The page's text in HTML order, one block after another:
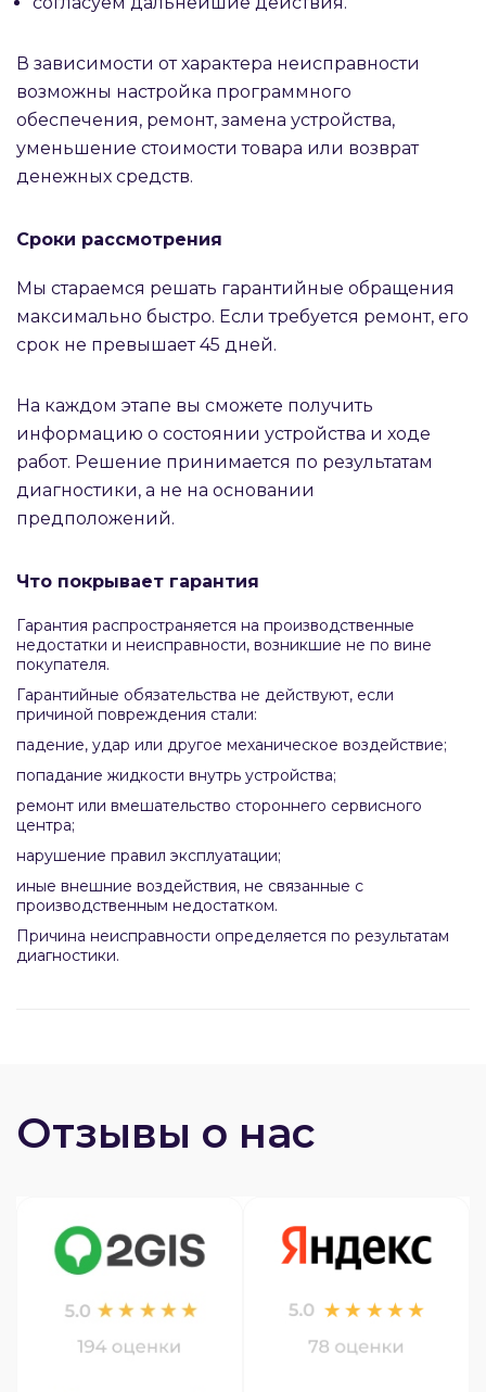
В зависимости от характера неисправности
возможны настройка программного
обеспечения, ремонт, замена устройства,
уменьшение стоимости товара или возврат
денежных средств.
Сроки рассмотрения
Мы стараемся решать гарантийные обращения
максимально быстро. Если требуется ремонт, его
срок не превышает 45 дней.
На каждом этапе вы сможете получить
информацию о состоянии устройства и ходе
работ. Решение принимается по результатам
диагностики, а не на основании
предположений.
Что покрывает гарантия
Гарантия распространяется на производственные
недостатки и неисправности, возникшие не по вине
покупателя.
Гарантийные обязательства не действуют, если
причиной повреждения стали:
падение, удар или другое механическое воздействие;
попадание жидкости внутрь устройства;
ремонт или вмешательство стороннего сервисного
центра;
нарушение правил эксплуатации;
иные внешние воздействия, не связанные с
производственным недостатком.
Причина неисправности определяется по результатам
диагностики.
Отзывы о нас